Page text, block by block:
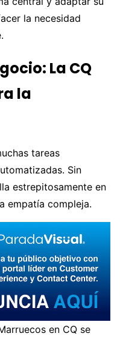
la necesidad
La CQ
la
tareas
Sin
estrepitosamente en
empatía compleja.
en CQ se